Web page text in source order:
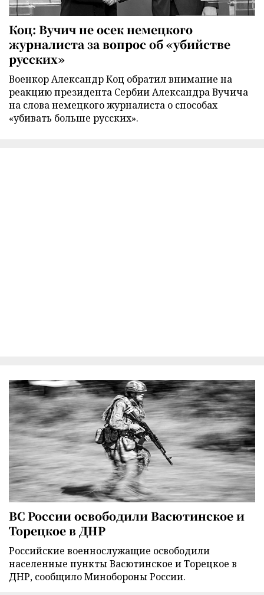
Коц: Вучич не осек немецкого
журналиста за вопрос об «убийстве
русских»
Военкор Александр Коц обратил внимание на
реакцию президента Сербии Александра Вучича
на слова немецкого журналиста о способах
«убивать больше русских».
ВС России освободили Васютинское и
Торецкое в ДНР
Российские военнослужащие освободили
населенные пункты Васютинское и Торецкое в
ДНР, сообщило Минобороны России.